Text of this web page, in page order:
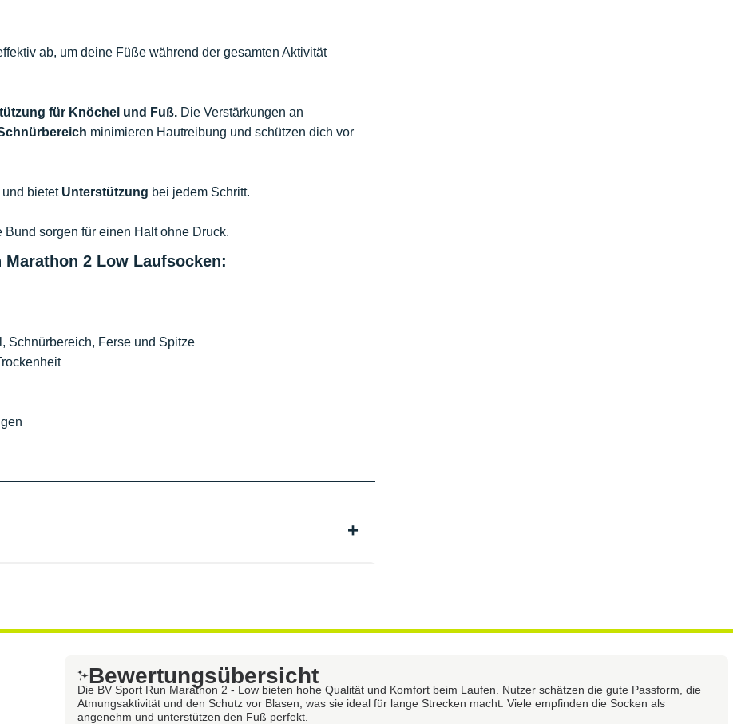
ab, um deine Füße während der gesamten Aktivität
für Knöchel und Fuß. Die Verstärkungen an
minimieren Hautreibung und schützen dich vor
und bietet Unterstützung bei jedem Schritt.
sorgen für einen Halt ohne Druck.
2 Low Laufsocken:
Schnürbereich, Ferse und Spitze
Bewertungsübersicht
Die BV Sport Run Marathon 2 - Low bieten hohe Qualität und Komfort beim Laufen. Nutzer schätzen die gute Passform, die
Atmungsaktivität und den Schutz vor Blasen, was sie ideal für lange Strecken macht. Viele empfinden die Socken als
angenehm und unterstützen den Fuß perfekt.